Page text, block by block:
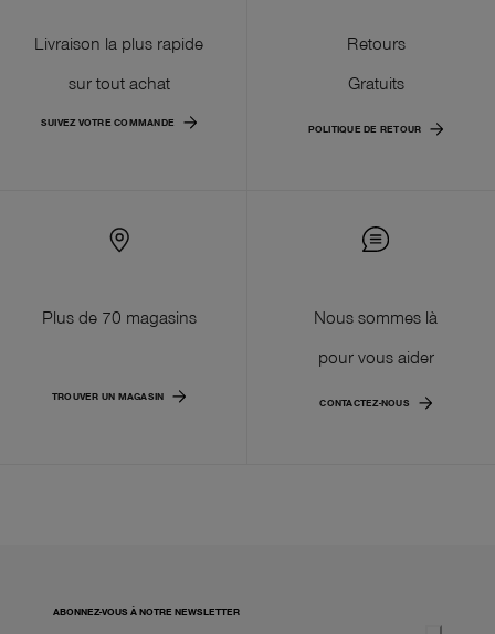
Livraison la plus rapide
sur tout achat
SUIVEZ VOTRE COMMANDE
Retours
Gratuits
POLITIQUE DE RETOUR
Plus de 70 magasins
TROUVER UN MAGASIN
Nous sommes là
pour vous aider
CONTACTEZ-NOUS
ABONNEZ-VOUS À NOTRE NEWSLETTER